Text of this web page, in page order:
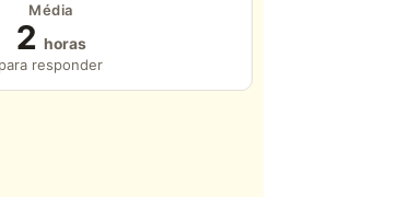
Média
2 horas
para responder